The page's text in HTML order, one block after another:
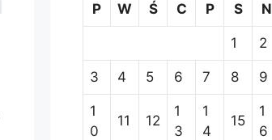
P
W Ś C P S N
1 2
3 4 5 6 7 8 9
1
0
11 12
1
3
1
4
15
1
6